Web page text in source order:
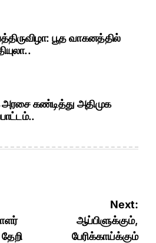
பூத வாகனத்தில்
அரசை கண்டித்து அதிமுக
Next:
ஆப்பிளுக்கும்,
பேரிக்காய்க்கும்